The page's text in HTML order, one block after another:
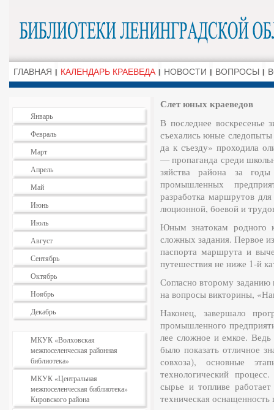
ГЛАВНАЯ КАЛЕНДАРЬ КРАЕВЕДА НОВОСТИ ВОПРОСЫ
Январь
Февраль
Март
Апрель
Май
Июнь
Июль
Август
Сентябрь
Октябрь
Ноябрь
Декабрь
МКУК «Волховская
межпоселенческая районная
библиотека»
МКУК «Центральная
межпоселенческая библиотека»
Кировского района
Слет юных краеведов
В последнее
съехались юные
да к съезду» проходи­ла
— пропаганда среди
зяйства района за
промышлен­ных
разработка маршрутов
люционной, боевой и
Юным знатокам родно­го
сложных задания. Первое
паспорта маршрута и
путе­шествия не ниже 1-й
Согласно второму
на вопросы викто­рины,
Наконец, завершало
промышленного
лее сложное и емкое.
было показать отличное
совхоза), основные
технологиче­ский
сырье и топливе
техническая оснащенность